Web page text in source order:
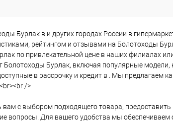
Бурлак в и других городах России в
рейтингом и отзывами на Болотоходы
по привлекательной цене в наших филиалах
Болотоходы Бурлак, включая популярные
в рассрочку и кредит в . Мы предлагаем
/>
с выбором подходящего товара,
вопросы. Для вашего удобства мы